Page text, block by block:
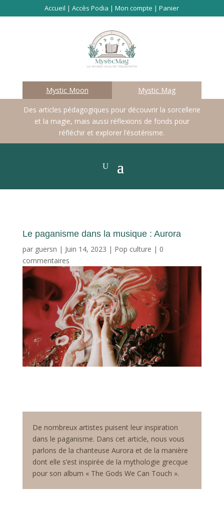
Accueil |Accès Podia |Mon compte |Panier
Mystic Moon Mystic Mag
Des articles pédagogiques pour découvrir la sorcellerie
et la magie, mais aussi réflexions de fonds pour
réfléchir et explorer l’ésotérisme.
Le paganisme dans la musique : Aurora
par guersn | Juin 14, 2023 | Pop culture | 0
commentaires
De nombreux artistes puisent leur inspiration
dans le paganisme. Dans cet article, nous vous
parlons de la chanteuse Aurora et de la manière
dont elle s’est inspirée de la mythologie grecque
pour son album « The Gods We Can Touch ».